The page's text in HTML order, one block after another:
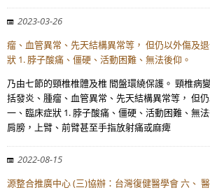
2023-03-26
瘤、血管異常、先天結構異常等， 但仍以外傷及
狀 1. 脖子酸痛、僵硬、活動困難、無法後仰。
乃由七節的頸椎椎體及椎 間盤環繞保護。 頸椎病
括發炎、腫瘤、血管異常、先天結構異常等， 但
一、臨床症狀 1. 脖子酸痛、僵硬、活動困難、無
肩膀，上臂、前臂甚至手指放射痛或麻痺
2022-08-15
源整合推廣中心 (三)協辦：台灣復健醫學會 六、